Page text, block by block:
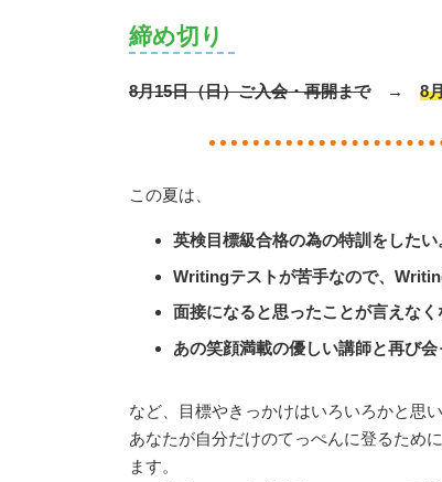
締め切り
8月15日（日）ご入会・再開まで → 8
この夏は、
英検目標級合格の為の特訓をしたい
Writingテストが苦手なので、
面接になると思ったことが言えなく
あの笑顔満載の優しい講師と再び会
など、目標やきっかけはいろいろかと思い
あなたが自分だけのてっぺんに登るため
ます。